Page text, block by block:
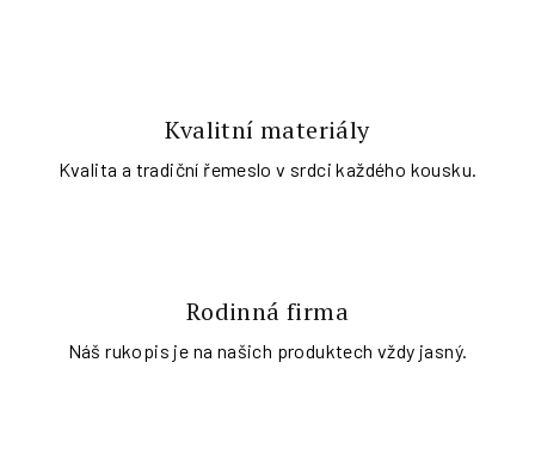
Kvalitní materiály
Kvalita a tradiční řemeslo v srdci každého kousku.
Rodinná firma
Náš rukopis je na našich produktech vždy jasný.